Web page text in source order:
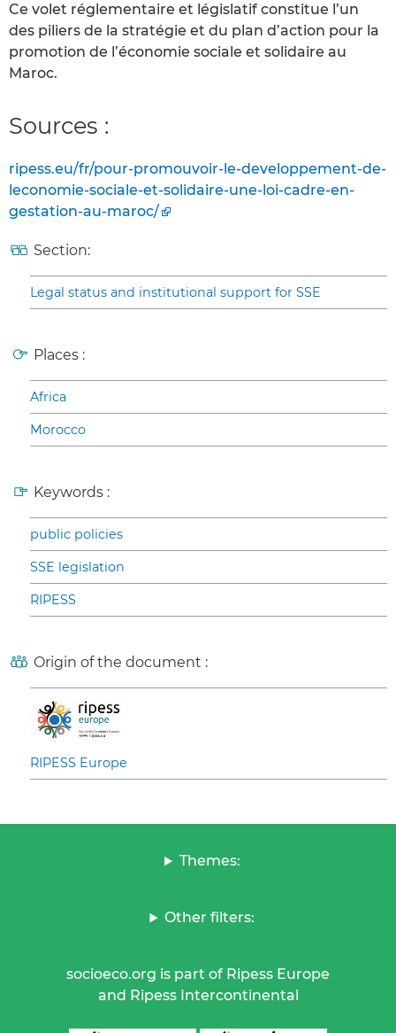
Ce volet réglementaire et législatif constitue l’un
des piliers de la stratégie et du plan d’action pour la
promotion de l’économie sociale et solidaire au
Maroc.
Sources :
ripess.eu/fr/pour-promouvoir-le-developpement-de-
leconomie-sociale-et-solidaire-une-loi-cadre-en-
gestation-au-maroc/
Section:
Legal status and institutional support for SSE
Places :
Africa
Morocco
Keywords :
public policies
SSE legislation
RIPESS
Origin of the document :
RIPESS Europe
Themes:
Other filters:
socioeco.org is part of Ripess Europe
and Ripess Intercontinental